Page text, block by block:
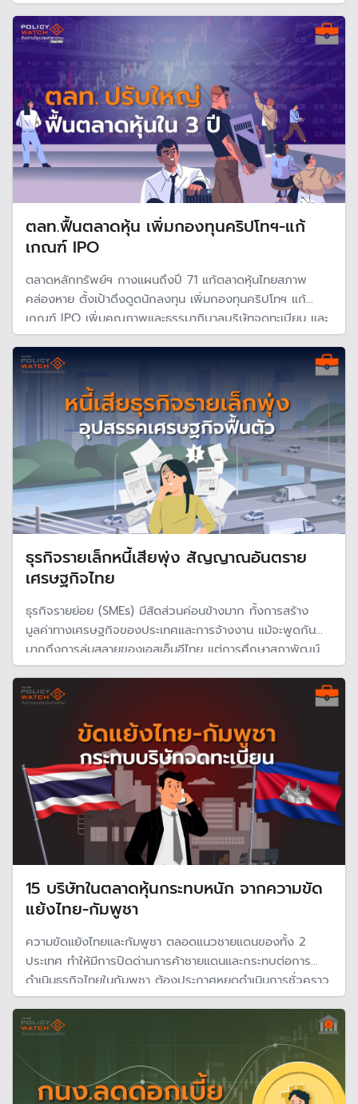
เมดอินไทยแลนด์" ภายในปี 93 ด้านกรุงศรีวิเคราะห์จุดอ่อนไทย
พึ่งพาวัตถุดิบต่างประเทศ ขาดผู้ผลิตต้นน้ำและบุคลากรทักษะ
สูง
ตลท.ฟื้นตลาดหุ้น เพิ่มกองทุนคริปโทฯ-แก้
เกณฑ์ IPO
ตลาดหลักทรัพย์ฯ กางแผนถึงปี 71 แก้ตลาดหุ้นไทยสภาพ
คล่องหาย ตั้งเป้าดึงดูดนักลงทุน เพิ่มกองทุนคริปโทฯ แก้
เกณฑ์ IPO เพิ่มคุณภาพและธรรมาภิบาลบริษัทจดทะเบียน และ
ขยาย SETCarbon รับเทรนด์โลกร้อน
ธุรกิจรายเล็กหนี้เสียพุ่ง สัญญาณอันตราย
เศรษฐกิจไทย
ธุรกิจรายย่อย (SMEs) มีสัดส่วนค่อนข้างมาก ทั้งการสร้าง
มูลค่าทางเศรษฐกิจของประเทศและการจ้างงาน แม้จะพูดกัน
มากถึงการล่มสลายของเอสเอ็มอีไทย แต่การศึกษาสภาพัฒน์
ช่วยตอกย้ำว่า หลังโควิด-19 ธุรกิจกลุ่มนี้ได้รับผลกระทบหนัก
และยังไม่ฟื้นตัว อีกทั้งมีหนี้เสียเพิ่มมากขึ้นเป็นเท่าตัว ทำให้
เศรษฐกิจไทยเสี่ยงมาก
15 บริษัทในตลาดหุ้นกระทบหนัก จากความขัด
แย้งไทย-กัมพูชา
ความขัดแย้งไทยและกัมพูชา ตลอดแนวชายแดนของทั้ง 2
ประเทศ ทำให้มีการปิดด่านการค้าชายแดนและกระทบต่อการ
ดำเนินธุรกิจไทยในกัมพูชา ต้องประกาศหยุดดำเนินการชั่วคราว
โดยเฉพาะธุรกิจในตลาดหลักทรัพย์ที่ออกไปลงทุนในกัมพูชา
ทำให้ความเสียหายอาจสูงกว่ามูลค่าการค้า โดเฉพาะรายใหญ่ใน
10 กลุ่มอุตสาหกรรม